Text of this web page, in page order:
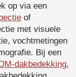
op via een
of
met visuele
vochtmetingen
Bij een
dakbedekking,